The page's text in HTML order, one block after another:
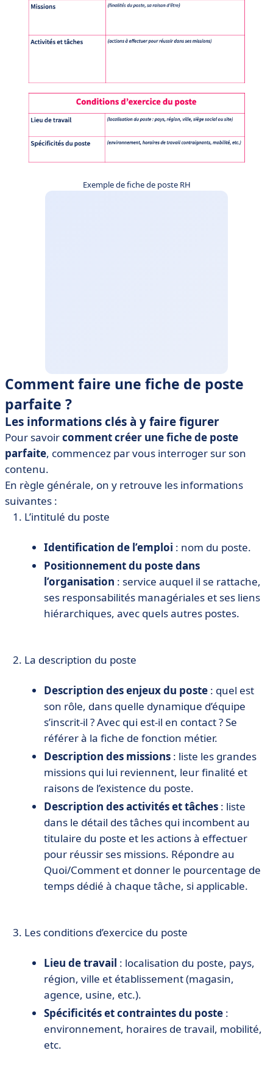
Exemple de fiche de poste RH
Comment faire une fiche de poste
parfaite ?
Les informations clés à y faire figurer
Pour savoircomment créer une fiche de poste
parfaite, commencez par vous interroger sur son
contenu.
En règle générale, on y retrouve les informations
suivantes :
L’intitulé du poste
Identification de l’emploi : nom du poste.
Positionnement du poste dans
l’organisation : service auquel il se rattache,
ses responsabilités managériales et ses liens
hiérarchiques, avec quels autres postes.
La description du poste
Description des enjeux du poste : quel est
son rôle, dans quelle dynamique d’équipe
s’inscrit-il ? Avec qui est-il en contact ? Se
référer à la fiche de fonction métier.
Description des missions : liste les grandes
missions qui lui reviennent, leur finalité et
raisons de l’existence du poste.
Description des activités et tâches : liste
dans le détail des tâches qui incombent au
titulaire du poste et les actions à effectuer
pour réussir ses missions. Répondre au
Quoi/Comment et donner le pourcentage de
temps dédié à chaque tâche, si applicable.
Les conditions d’exercice du poste
Lieu de travail : localisation du poste, pays,
région, ville et établissement (magasin,
agence, usine, etc.).
Spécificités et contraintes du poste :
environnement, horaires de travail, mobilité,
etc.